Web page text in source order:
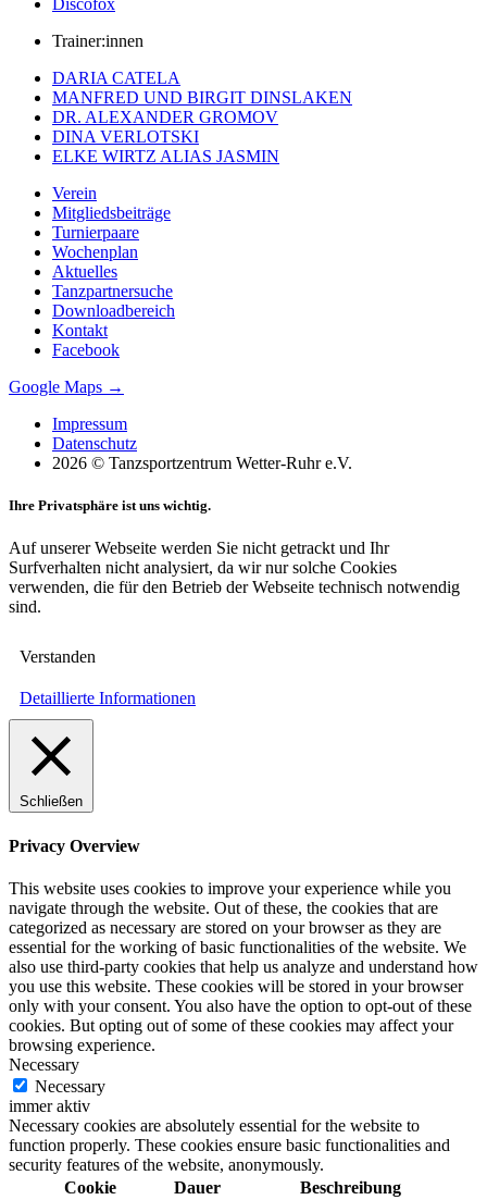
Discofox
Trainer:innen
DARIA CATELA
MANFRED UND BIRGIT DINSLAKEN
DR. ALEXANDER GROMOV
DINA VERLOTSKI
ELKE WIRTZ ALIAS JASMIN
Verein
Mitgliedsbeiträge
Turnierpaare
Wochenplan
Aktuelles
Tanzpartnersuche
Downloadbereich
Kontakt
Facebook
Google Maps →
Impressum
Datenschutz
2026 © Tanzsportzentrum Wetter-Ruhr e.V.
Ihre Privatsphäre ist uns wichtig.
Auf unserer Webseite werden Sie nicht getrackt und Ihr
Surfverhalten nicht analysiert, da wir nur solche Cookies
verwenden, die für den Betrieb der Webseite technisch notwendig
sind.
Verstanden
Detaillierte Informationen
Schließen
Privacy Overview
This website uses cookies to improve your experience while you
navigate through the website. Out of these, the cookies that are
categorized as necessary are stored on your browser as they are
essential for the working of basic functionalities of the website. We
also use third-party cookies that help us analyze and understand how
you use this website. These cookies will be stored in your browser
only with your consent. You also have the option to opt-out of these
cookies. But opting out of some of these cookies may affect your
browsing experience.
Necessary
Necessary
immer aktiv
Necessary cookies are absolutely essential for the website to
function properly. These cookies ensure basic functionalities and
security features of the website, anonymously.
Cookie
Dauer Beschreibung